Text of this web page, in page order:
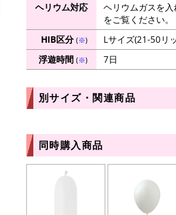
ヘリウム対応
ヘリウムガスを
をご覧ください。
HIB区分(※)
Lサイズ(21-50リ
浮遊時間 (※) 7日
別サイズ・関連商品
同時購入商品